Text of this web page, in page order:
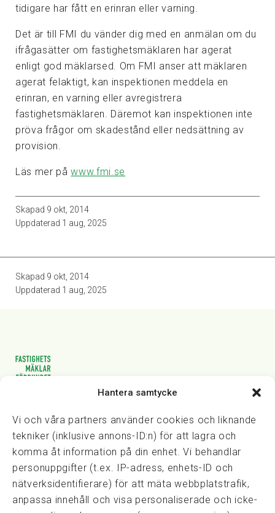
Hantera samtycke
Vi och våra partners använder cookies och liknande
tekniker (inklusive annons-ID:n) för att lagra och
komma åt information på din enhet. Vi behandlar
personuppgifter (t.ex. IP-adress, enhets-ID och
nätverksidentifierare) för att mäta webbplatstrafik,
anpassa innehåll och visa personaliserade och icke-
tidigare har fått en erinran eller varning.
Det är till FMI du vänder dig med en anmälan om du
ifrågasätter om fastighetsmäklaren har agerat
enligt god mäklarsed. Om FMI anser att mäklaren
agerat felaktigt, kan inspektionen meddela en
erinran, en varning eller avregistrera
fastighetsmäklaren. Däremot kan inspektionen inte
pröva frågor om skadestånd eller nedsättning av
provision.
Läs mer påwww.fmi.se
Skapad 9 okt, 2014
Uppdaterad 1 aug, 2025
Skapad 9 okt, 2014
Uppdaterad 1 aug, 2025
Vasagatan 28, 111 20 Stockholm
kansli@fmf.se
Snabblänkar
Prisexempel
Medarbetare